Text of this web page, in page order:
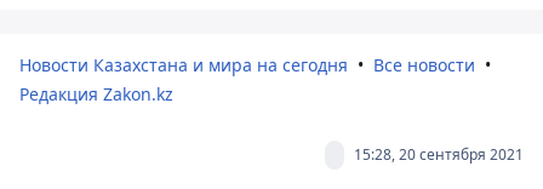
Новости Казахстана и мира на сегодня
Все новости
Редакция Zakon.kz
15:28, 20 сентября 2021